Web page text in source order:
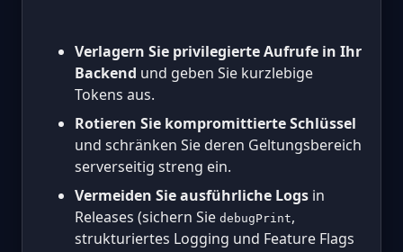
Verlagern Sie privilegierte Aufrufe in Ihr
Backend und geben Sie kurzlebige
Tokens aus.
Rotieren Sie kompromittierte Schlüssel
und schränken Sie deren Geltungsbereich
serverseitig streng ein.
Vermeiden Sie ausführliche Logs in
Releases (sichern Sie debugPrint,
strukturiertes Logging und Feature Flags